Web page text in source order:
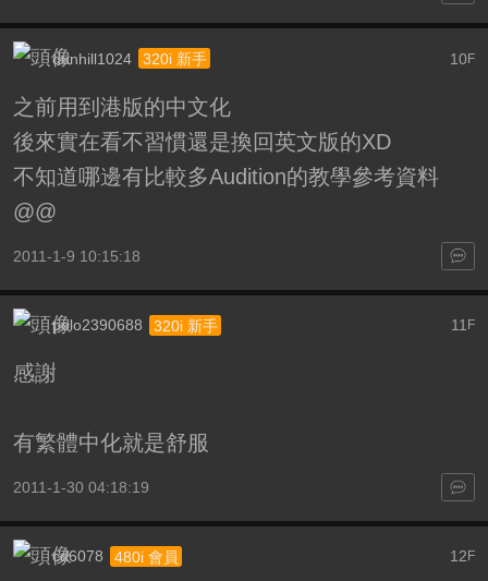
10F
dunhill1024 320i 新手
之前用到港版的中文化
後來實在看不習慣還是換回英文版的XD
不知道哪邊有比較多Audition的教學參考資料
@@
2011-1-9 10:15:18
11 F
polo2390688 320i 新手
感謝
有繁體中化就是舒服
2011-1-30 04:18:19
12 F
cd6078 480i 會員